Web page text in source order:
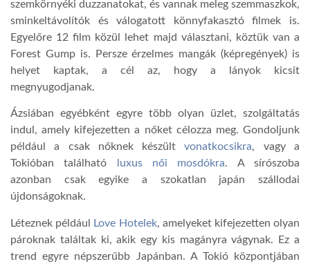
GLOBOZSARU
DOBRAVERO.HU
LATIMO.HU
szemkörnyéki duzzanatokat, és vannak meleg szemmaszkok,
sminkeltávolítók és válogatott könnyfakasztó filmek is.
Egyelőre 12 film közül lehet majd választani, köztük van a
Forest Gump is. Persze érzelmes mangák (képregények) is
helyet kaptak, a cél az, hogy a lányok kicsit
megnyugodjanak.
Ázsiában egyébként egyre több olyan üzlet, szolgáltatás
indul, amely kifejezetten a nőket célozza meg. Gondoljunk
például a csak nőknek készültvonatkocsikra, vagy a
Tokióban ta lálható luxus női mosdókra. A sírószoba
azonban csak egyike a szokatlan japán szállodai
újdonságoknak.
Léteznek például Love Hotelek, amelyeketkifejezetten olyan
pároknak találtak ki, akik egy kis magányra vágynak. Ez a
trend egyre népszerűbb Japánban. A Tokió központjában